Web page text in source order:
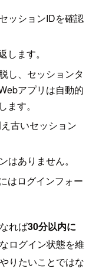
ッションIDを確認
ます。
し、セッションタ
アプリは自動的
す。
古いセッション
ありません。
はログインフォー
れば30分以内に
ログイン状態を維
りたいことではな